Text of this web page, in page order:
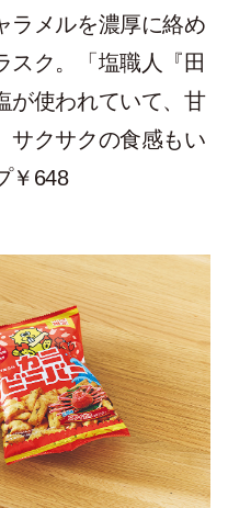
ラメルを濃厚に絡め
スク。「塩職人『田
が使われていて、甘
サクサクの食感もい
￥648